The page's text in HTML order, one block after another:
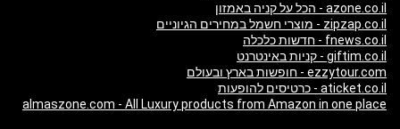
azone.co.il - הכל על קניה באמזון
zipzap.co.il - מוצרי חשמל במחירים הגיוניים
fnews.co.il - חדשות כלכלה
giftim.co.il - קניות באינטרנט
ezzytour.com - חופשות בארץ ובעולם
aticket.co.il - כרטיסים להופעות
almaszone.com - All Luxury products from Amazon in one place